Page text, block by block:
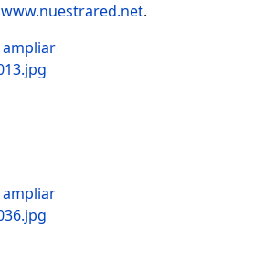
www.nuestrared.net.